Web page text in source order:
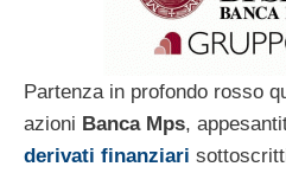
Partenza in profondo rosso
azioni Banca Mps,
derivati finanziari